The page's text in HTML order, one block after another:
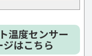
温度センサー
はこちら